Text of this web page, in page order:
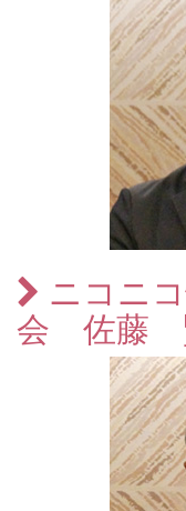
ニコニ
会 佐藤